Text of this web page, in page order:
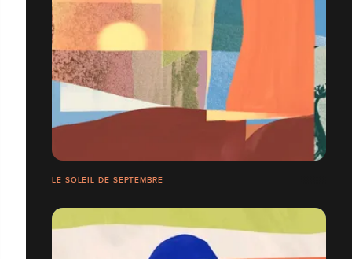
LE SOLEIL DE SEPTEMBRE